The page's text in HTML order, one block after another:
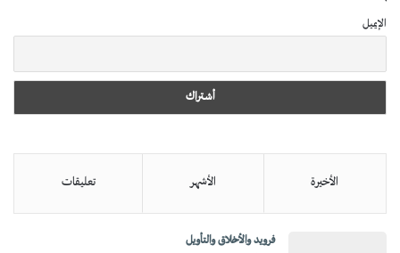
الإيميل
الأخيرة الأشهر تعليقات
فرويد والأخلاق والتأويل